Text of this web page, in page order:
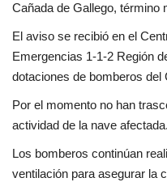
Cañada de Gallego, término
El aviso se recibió en el
Emergencias 1-1-2 Región
dotaciones de bomberos del
Por el momento no han
actividad de la nave afectada.
Los bomberos continúan
ventilación para asegurar la